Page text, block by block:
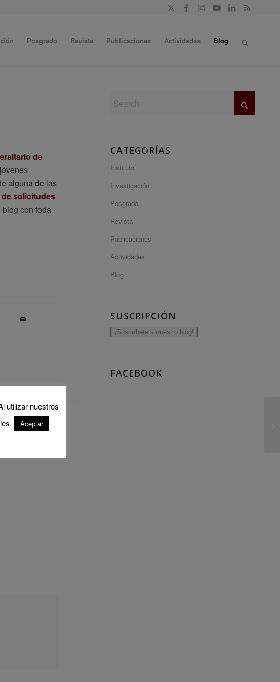
Posgrado Revista Publicaciones Actividades Blog
de
alguna de las
solicitudes
con toda
CATEGORÍAS
Instituto
Investigación
Posgrado
Revista
Publicaciones
Actividades
Blog
SUSCRIPCIÓN
¡Suscríbete a nuestro blog!
FACEBOOK
utilizar nuestros
Aceptar